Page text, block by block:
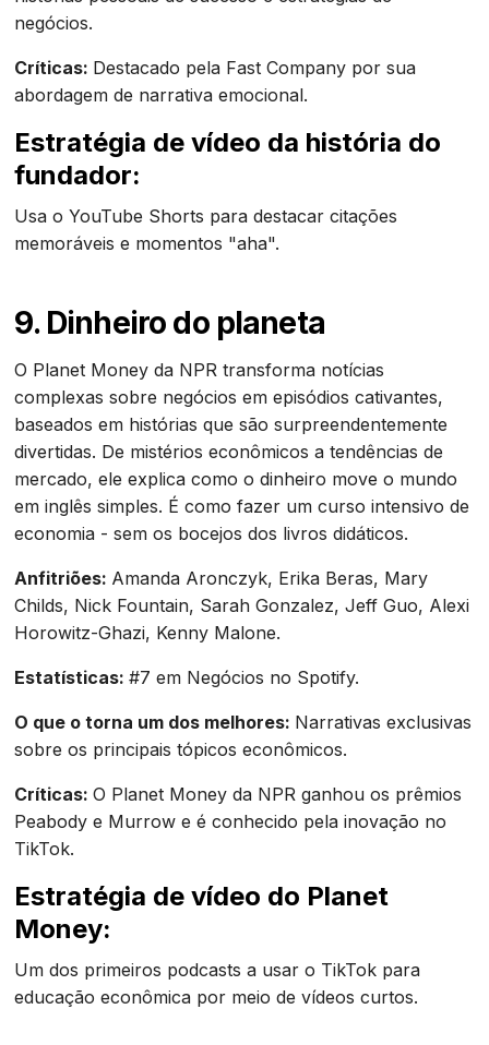
negócios.
Críticas: Destacado pela Fast Company por sua
abordagem de narrativa emocional.
Estratégia de vídeo da história do
fundador:
Usa o YouTube Shorts para destacar citações
memoráveis e momentos "aha".
9. Dinheiro do planeta
O Planet Money da NPR transforma notícias
complexas sobre negócios em episódios cativantes,
baseados em histórias que são surpreendentemente
divertidas. De mistérios econômicos a tendências de
mercado, ele explica como o dinheiro move o mundo
em inglês simples. É como fazer um curso intensivo de
economia - sem os bocejos dos livros didáticos.
Anfitriões: Amanda Aronczyk, Erika Beras, Mary
Childs, Nick Fountain, Sarah Gonzalez, Jeff Guo, Alexi
Horowitz-Ghazi, Kenny Malone.
Estatísticas:#7 em Negócios no Spotify.
O que o torna um dos melhores: Narrativas exclusivas
sobre os principais tópicos econômicos.
Críticas:O Planet Money da NPR ganhou os prêmios
Peabody e Murrow e é conhecido pela inovação no
TikTok.
Estratégia de vídeo do Planet
Money:
Um dos primeiros podcasts a usar o TikTok para
educação econômica por meio de vídeos curtos.